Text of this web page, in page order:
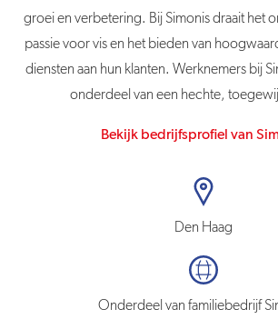
groei en verbetering. Bij Simonis draait het
passie voor vis en het bieden van
diensten aan hun klanten. Werknemers bij
onderdeel van een hechte,
Bekijk bedrijfsprofiel van
Den Haag
Onderdeel van familiebedrijf